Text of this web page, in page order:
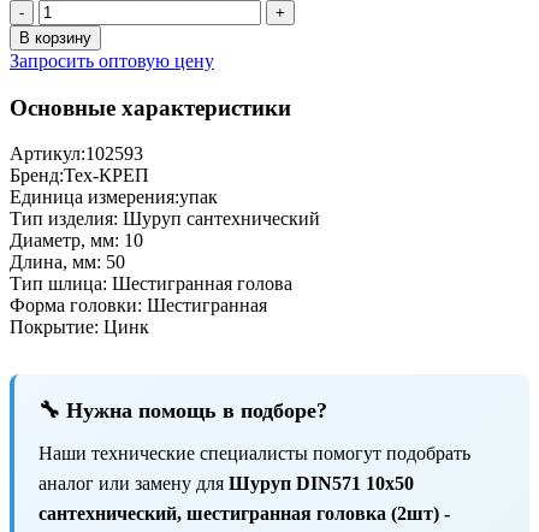
-
+
В корзину
Запросить оптовую цену
Основные характеристики
Артикул:102593
Бренд:Тех-КРЕП
Единица измерения:упак
Тип изделия: Шуруп сантехнический
Диаметр, мм: 10
Длина, мм: 50
Тип шлица: Шестигранная голова
Форма головки: Шестигранная
Покрытие: Цинк
🔧 Нужна помощь в подборе?
Наши технические специалисты помогут подобрать
аналог или замену для Шуруп DIN571 10х50
сантехнический, шестигранная головка (2шт) -